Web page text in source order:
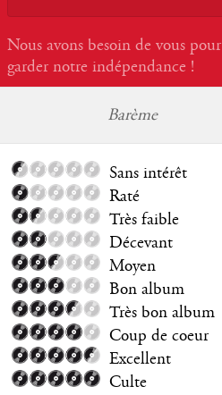
Nous avons besoin de vous pour
garder notre indépendance !
Barème
Sans intérêt
Raté
Très faible
Décevant
Moyen
Bon album
Très bon album
Coup de coeur
Excellent
Culte